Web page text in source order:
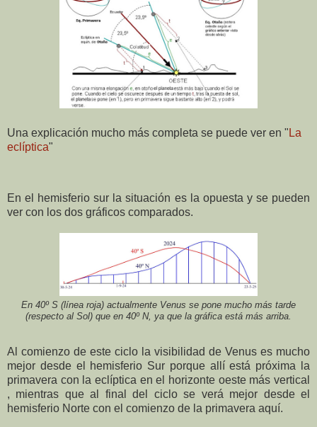
Una explicación mucho más completa se puede ver en " La
eclíptica"
En el hemisferio sur la situación es la opuesta y se pueden
ver con los dos gráficos comparados.
En 40º S (línea roja) actualmente Venus se pone mucho más tarde
(respecto al Sol) que en 40º N, ya que la gráfica está más arriba.
Al comienzo de este ciclo la visibilidad de Venus es mucho
mejor desde el hemisferio Sur porque allí está próxima la
primavera con la eclíptica en el horizonte oeste más vertical
, mientras que al final del ciclo se verá mejor desde el
hemisferio Norte con el comienzo de la primavera aquí.